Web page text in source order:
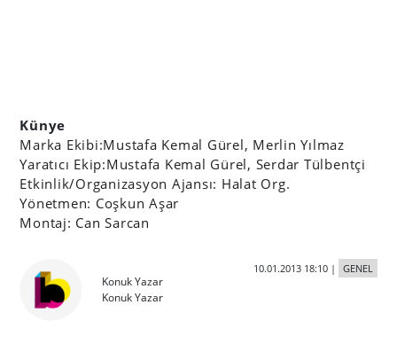
Künye
Marka Ekibi:Mustafa Kemal Gürel, Merlin Yılmaz
Yaratıcı Ekip:Mustafa Kemal Gürel, Serdar Tülbentçi
Etkinlik/Organizasyon Ajansı: Halat Org.
Yönetmen: Coşkun Aşar
Montaj: Can Sarcan
Konuk Yazar
Konuk Yazar
10.01.2013 18:10| GENEL